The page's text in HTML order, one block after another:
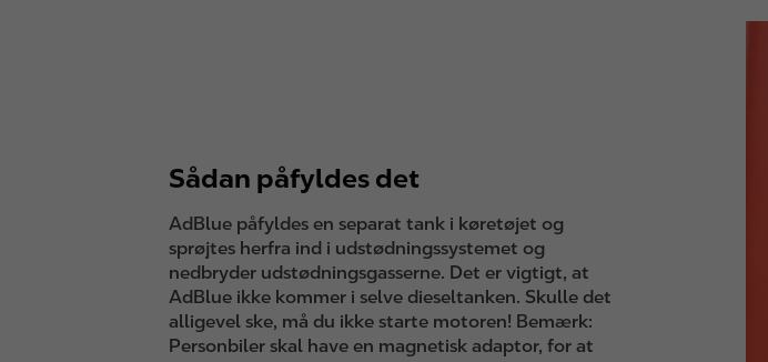
Sådan påfyldes det
AdBlue påfyldes en separat tank i køretøjet og
sprøjtes herfra ind i udstødningssystemet og
nedbryder udstødningsgasserne. Det er vigtigt, at
AdBlue ikke kommer i selve dieseltanken. Skulle det
alligevel ske, må du ikke starte motoren! Bemærk:
Personbiler skal have en magnetisk adaptor, for at